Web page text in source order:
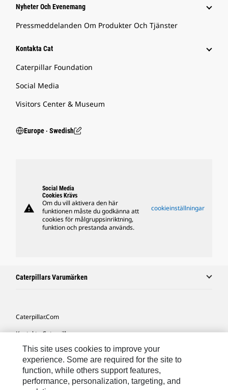
Nyheter Och Evenemang
Pressmeddelanden Om Produkter Och Tjänster
Kontakta Cat
Caterpillar Foundation
Social Media
Visitors Center & Museum
Europe ‧ Swedish
warning
Social Media
Cookies Krävs
Om du vill aktivera den här
funktionen måste du godkänna att
cookies för målgruppsinriktning,
funktion och prestanda används.
cookieinställningar
Caterpillars Varumärken
Caterpillar.com
Kontakta Caterpillar
Mina Marknadsföringspreferenser
Platskarta
Cookie Settings
This site uses cookies to improve your
experience. Some are required for the site to
function, while others support features,
performance, personalization, targeting, and